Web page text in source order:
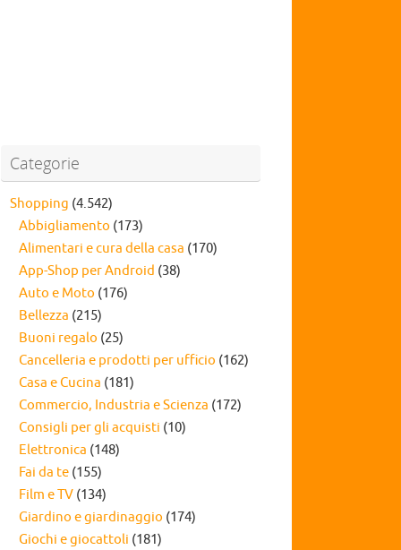
Categorie
Shopping (4.542)
Abbigliamento (173)
Alimentari e cura della casa (170)
App-Shop per Android (38)
Auto e Moto (176)
Bellezza (215)
Buoni regalo (25)
Cancelleria e prodotti per ufficio (162)
Casa e Cucina (181)
Commercio, Industria e Scienza (172)
Consigli per gli acquisti (10)
Elettronica (148)
Fai da te (155)
Film e TV (134)
Giardino e giardinaggio (174)
Giochi e giocattoli (181)